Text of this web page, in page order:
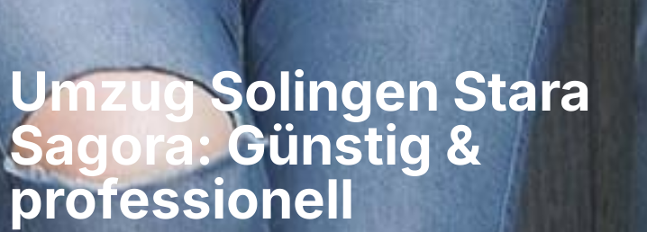
Umzug Solingen​ Stara
Sagora: Günstig &
professionell​